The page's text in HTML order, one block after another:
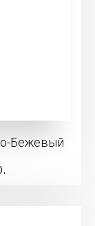
Бежевый